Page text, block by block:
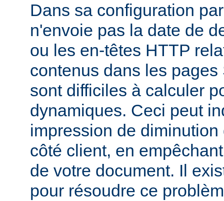
Dans sa configuration
n'envoie pas la date de
ou les en-têtes HTTP
contenus dans les
sont difficiles à calculer
dynamiques. Ceci peut
impression de
côté client, en
de votre document. Il
pour résoudre ce